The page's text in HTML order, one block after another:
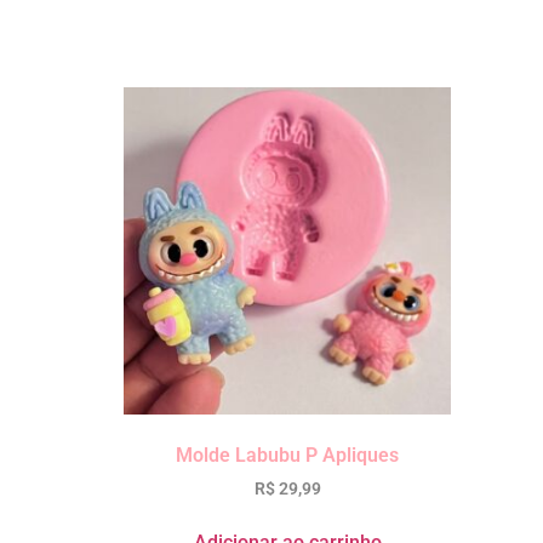
Molde Labubu P Apliques
R$29,99